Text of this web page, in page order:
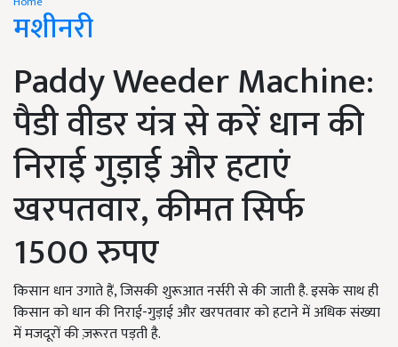
मशीनरी
Paddy Weeder Machine:
पैडी वीडर यंत्र से करें धान की
निराई गुड़ाई और हटाएं
खरपतवार, कीमत सिर्फ
1500 रुपए
किसान धान उगाते हैं, जिसकी शुरूआत नर्सरी से की जाती है. इसके साथ ही
किसान को धान की निराई-गुड़ाई और खरपतवार को हटाने में अधिक संख्या
में मजदूरों की ज़रूरत पड़ती है.